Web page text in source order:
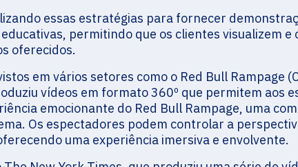
essas estratégias para fornecer
permitindo que os clientes visualizem e
oferecidos.
em vários setores como o Red Bull Rampage
vídeos em formato 360º que permitem aos
emocionante do Red Bull Rampage, uma
Os espectadores podem controlar a
uma experiência imersiva e envolvente.